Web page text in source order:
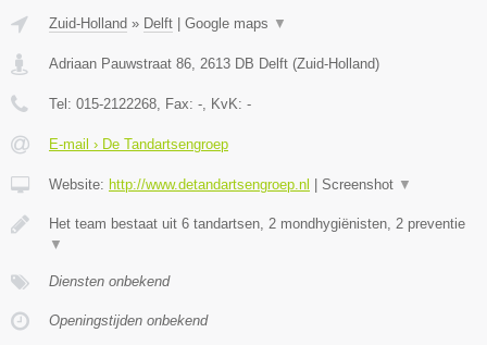
Zuid-Holland » Delft | Google maps ▼
Adriaan Pauwstraat 86 2613 DB Delft (Zuid-Holland)
Tel: 015-2122268 , Fax: - , KvK: -
E-mail › De Tandartsengroep
Website: http://www.detandartsengroep.nl | Screenshot ▼
Het team bestaat uit 6 tandartsen, 2 mondhygiënisten, 2 preventie
▼
Diensten onbekend
Openingstijden onbekend